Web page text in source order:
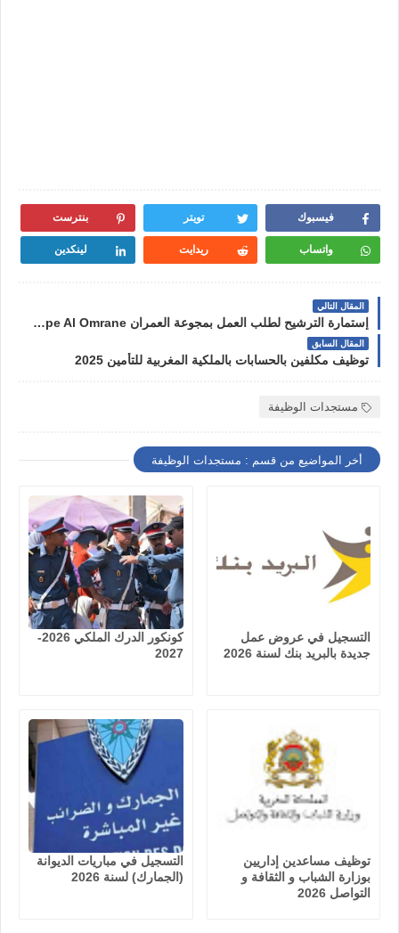
فيسبوك تويتر بنترست
واتساب ريدايت لينكدين
المقال التالي
إستمارة الترشيح لطلب العمل بمجوعة العمران Candidature Spontanée chez Groupe Al Omrane
المقال السابق
توظيف مكلفين بالحسابات بالملكية المغربية للتأمين 2025
مستجدات الوظيفة
أخر المواضيع من قسم : مستجدات الوظيفة
التسجيل في عروض عمل
جديدة بالبريد بنك لسنة 2026
كونكور الدرك الملكي 2026-
2027
توظيف مساعدين إداريين
بوزارة الشباب و الثقافة و
التواصل 2026
التسجيل في مباريات الديوانة
(الجمارك) لسنة 2026